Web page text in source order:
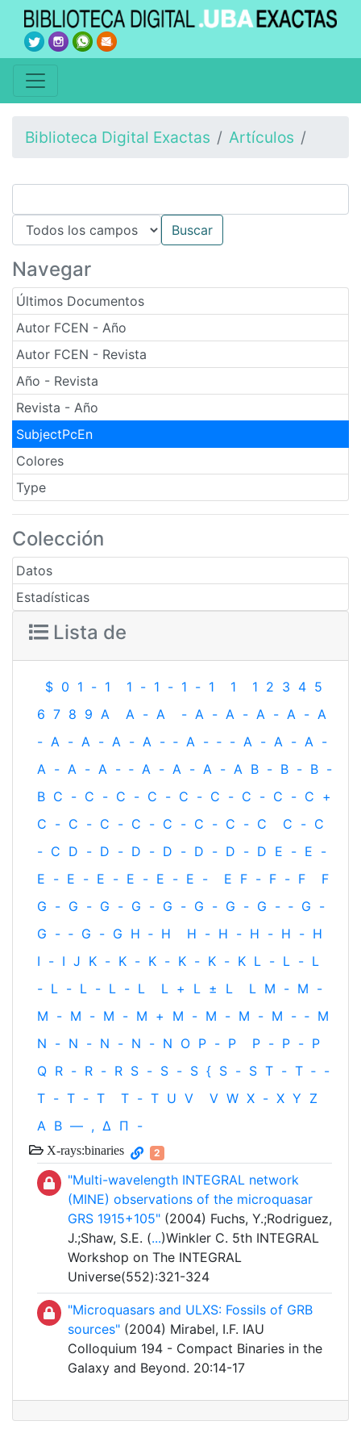
Biblioteca Digital Exactas Artículos
Navegar
Últimos Documentos
Autor FCEN - Año
Autor FCEN - Revista
Año - Revista
Revista - Año
SubjectPcEn
Colores
Type
Colección
Datos
Estadísticas
Lista de
$ 0 1 - 1 1 - 1 - 1 - 1 1 1 2 3 4 5
6 7 8 9 A A - A - A - A - A - A - A
- A - A - A - A - ‐ A - ‐ - A - A - A -
A - A - A - ‐ A - A - A - A B - B - B -
B C - C - C - C - C - C - C - C - C +
C - C - C - C - C - C - C - C C - C
- C D - D - D - D - D - D - D E - E -
E - E - E - E - E - E - E F - F - F
F
G - G - G - G - G - G - G - G - ‐ G -
G - ‐ G - G H ‐ H H - H - H - H - H
I - I J K - K - K - K - K - K L - L - L
- L - L - L - L L + L ± L L M - M -
M - M - M - M + M - M - M - M - ‐ M
N - N - N - N - N O P - P P - P - P
Q R - R - R S - S - S { S - S T - T ‐ -
T - T - T T - T U V V W X - X Y Z
Α Β — , Δ Π -
X-rays:binaries 2
"Multi-wavelength INTEGRAL network
(MINE) observations of the microquasar
GRS 1915+105" (2004) Fuchs, Y.;Rodriguez,
J.;Shaw, S.E. (...)Winkler C. 5th INTEGRAL
Workshop on The INTEGRAL
Universe(552):321-324
"Microquasars and ULXS: Fossils of GRB
sources" (2004) Mirabel, I.F. IAU
Colloquium 194 - Compact Binaries in the
Galaxy and Beyond. 20:14-17